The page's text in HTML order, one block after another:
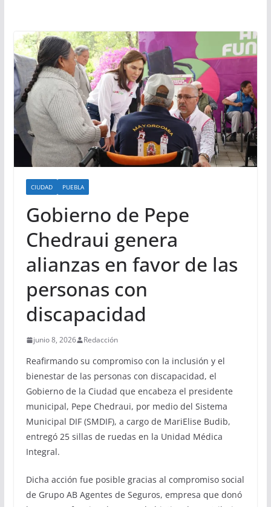
CIUDAD PUEBLA
Gobierno de Pepe
Chedraui genera
alianzas en favor de las
personas con
discapacidad
junio 8, 2026 Redacción
Reafirmando su compromiso con la inclusión y el
bienestar de las personas con discapacidad, el
Gobierno de la Ciudad que encabeza el presidente
municipal, Pepe Chedraui, por medio del Sistema
Municipal DIF (SMDIF), a cargo de MariElise Budib,
entregó 25 sillas de ruedas en la Unidad Médica
Integral.
Dicha acción fue posible gracias al compromiso social
de Grupo AB Agentes de Seguros, empresa que donó